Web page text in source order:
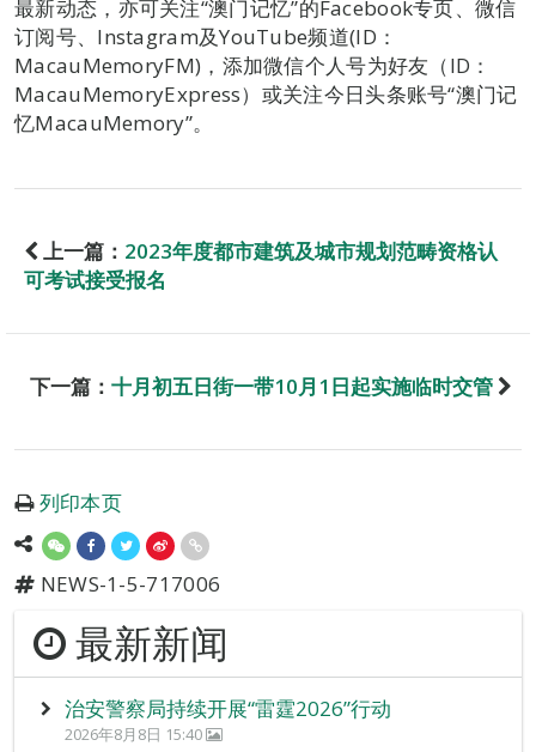
最新动态，亦可关注“澳门记忆”的Facebook专页、微信
订阅号、Instagram及YouTube频道(ID：
MacauMemoryFM)，添加微信个人号为好友（ID：
MacauMemoryExpress）或关注今日头条账号“澳门记
忆MacauMemory”。
上一篇： 2023年度都市建筑及城市规划范畴资格认
可考试接受报名
下一篇： 十月初五日街一带10月1日起实施临时交管
列印本页
NEWS-1-5-717006
最新新闻
治安警察局持续开展“雷霆2026”行动
2026年8月8日 15:40